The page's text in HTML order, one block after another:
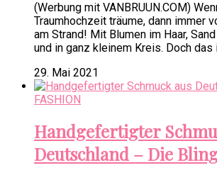
(Werbung mit VANBRUUN.COM)
Traumhochzeit träume, dann immer
am Strand! Mit Blumen im Haar,
und in ganz kleinem Kreis. Doch
29. Mai 2021
FASHION
Handgefertigter
Deutschland – Die